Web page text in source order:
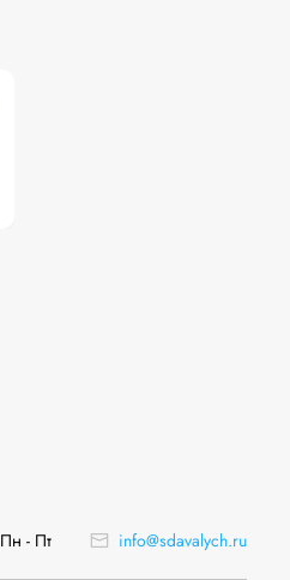
ул. Ленина 131в
- Пт info@sdavalych.ru